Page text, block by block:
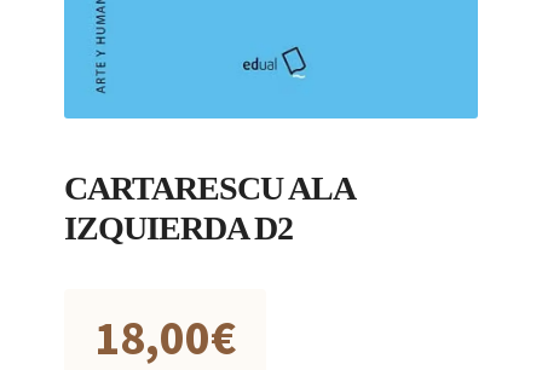
CARTARESCU ALA
IZQUIERDA D2
18,00€